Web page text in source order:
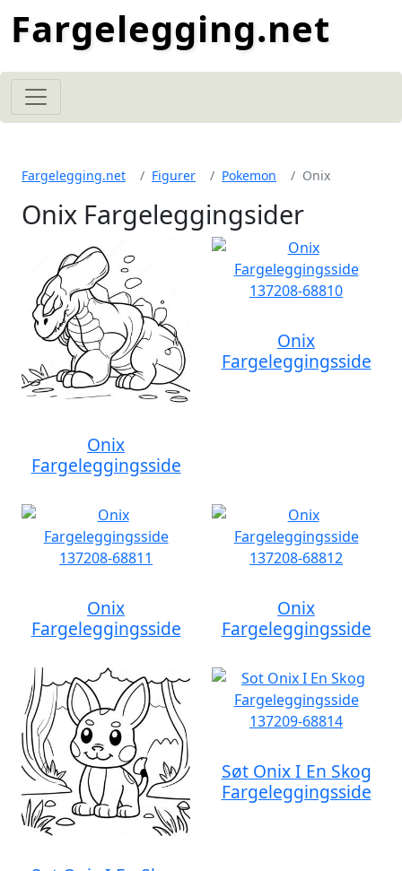
Fargelegging.net
Fargelegging.net Figurer Pokemon Onix
Onix Fargeleggingsider
Onix
Fargeleggingsside
Onix
Fargeleggingsside
Onix
Fargeleggingsside
Onix
Fargeleggingsside
Søt Onix I En Skog
Fargeleggingsside